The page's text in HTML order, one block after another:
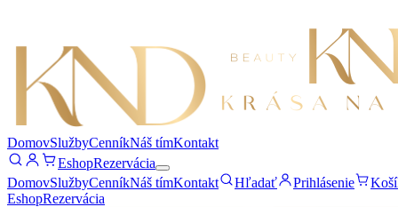
DomovSlužbyCenníkNáš tímKontakt
EshopRezervácia
DomovSlužbyCenníkNáš tímKontakt Hľadať Prihlásenie
EshopRezervácia